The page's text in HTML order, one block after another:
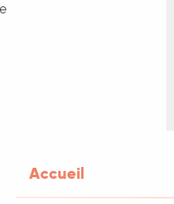
Accueil